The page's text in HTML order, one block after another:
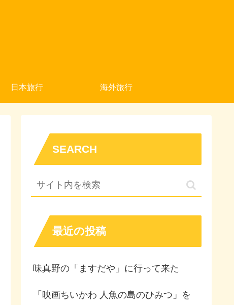
日本旅行 海外旅行
SEARCH
最近の投稿
味真野の「ますだや」に行って来た
「映画ちいかわ 人魚の島のひみつ」を